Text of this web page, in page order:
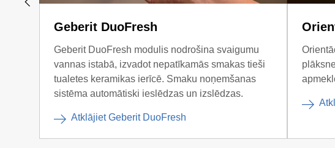
Geberit DuoFresh
Geberit DuoFresh modulis nodrošina svaigumu
vannas istabā, izvadot nepatīkamās smakas tieši
tualetes keramikas ierīcē. Smaku noņemšanas
sistēma automātiski ieslēdzas un izslēdzas.
Atklājiet Geberit DuoFresh